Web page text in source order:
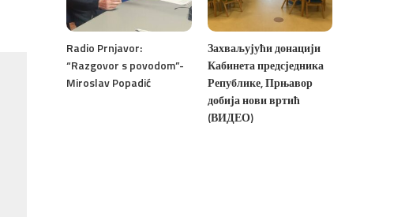
Radio Prnjavor:
“Razgovor s povodom”-
Miroslav Popadić
Захваљујући донацији
Кабинета предсједника
Републике, Прњавор
добија нови вртић
(ВИДЕО)